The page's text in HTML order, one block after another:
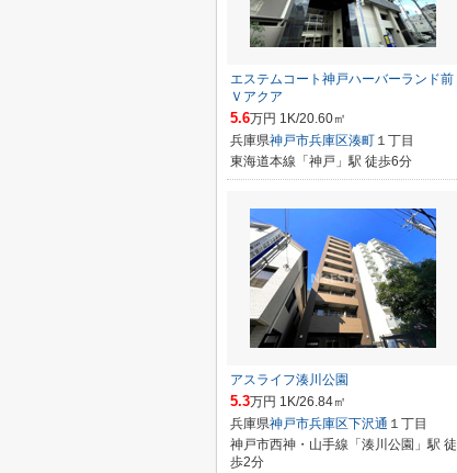
エステムコート神戸ハーバーランド前
Ｖアクア
5.6万円 1K/20.60㎡
兵庫県神戸市兵庫区湊町 １丁目
東海道本線「神戸」駅 徒歩6分
アスライフ湊川公園
5.3万円 1K/26.84㎡
兵庫県神戸市兵庫区下沢通 １丁目
神戸市西神・山手線「湊川公園」駅 徒
歩2分